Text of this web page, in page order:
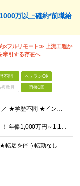
万以上確約*前職給
×フルリモート≫ 上流工程か
牽引する存在へ
不問 ベテランOK
複数月 面接1回
＼40代・50代も活躍中！／ ★学歴不問 ★インフラエンジニアの経験を5年以上お持ちの方 ≪こんな方にピッタリです！≫ ◎自身の市場価値を正当に評価してほしい ◎今より年収をアップさせたい ◎多彩な
★年収1000万～スタート！ 年俸1,000万円～1,162万8,000円（12分割） ※経験・スキルを考慮の上決定します ※上記金額には固定残業代（月30h分・158,400円～184,000円
★100％フルリモート！ ★転居を伴う転勤なし 本社またはプロジェクト先にて勤務いただきます！ ※プロジェクト先は一都三県及び23区内がメイン 【本社】 東京都新宿区神楽坂1-2 研究社英語センタ